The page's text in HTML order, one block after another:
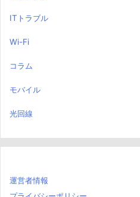
ITトラブル
Wi-Fi
コラム
モバイル
光回線
運営者情報